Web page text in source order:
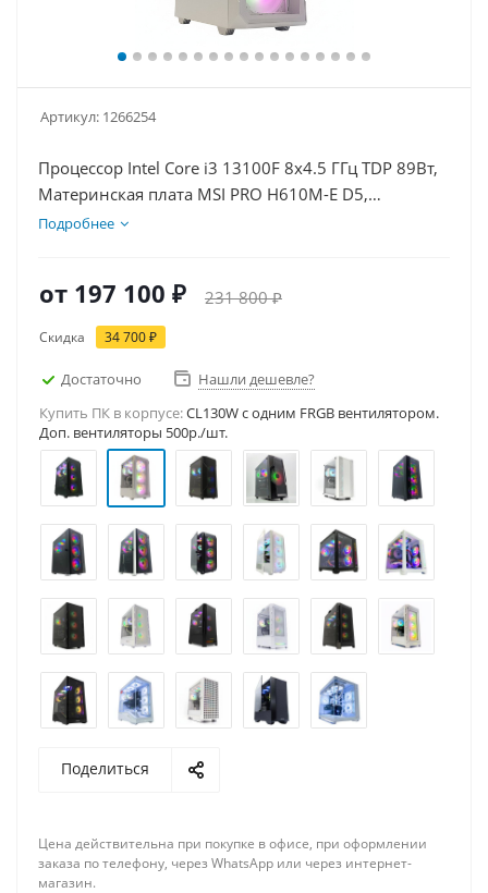
Артикул: 1266254
Процессор Intel Core i3 13100F 8x4.5 ГГц TDP 89Вт,
Материнская плата MSI PRO H610M-E D5,
Видеокарта RTX 5060Ti 16Гб, Память DDR5 64Gb,
Подробнее
от 197 100 ₽ 231 800 ₽
Скидка 34 700 ₽
Достаточно
Нашли дешевле?
Купить ПК в корпусе:CL130W c одним FRGB вентилятором.
Доп. вентиляторы 500р./шт.
Поделиться
Цена действительна при покупке в офисе, при оформлении
заказа по телефону, через WhatsApp или через интернет-
магазин.